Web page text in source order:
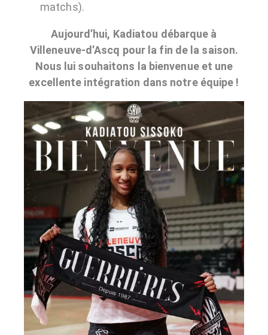
matchs).
Aujourd’hui, Kadiatou débarque à
Villeneuve-d’Ascq pour la fin de la saison.
Nous lui souhaitons la bienvenue et une
excellente intégration dans notre équipe !